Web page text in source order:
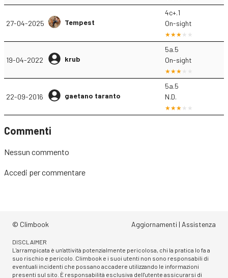
27-04-2025 Tempest
4c+.1
On-sight
19-04-2022 krub
5a.5
On-sight
22-09-2016 gaetano taranto
5a.5
N.D.
Commenti
Nessun commento
Accedi per commentare
© Climbook Aggiornamenti | Assistenza
DISCLAIMER
L'arrampicata è un'attività potenzialmente pericolosa, chi la pratica lo fa a
suo rischio e pericolo. Climbook e i suoi utenti non sono responsabili di
eventuali incidenti che possano accadere utilizzando le informazioni
presenti sul sito. È responsabilità esclusiva dell'utente assicurarsi di